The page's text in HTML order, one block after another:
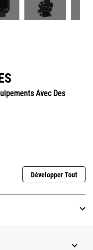
Avec Des
Développer Tout